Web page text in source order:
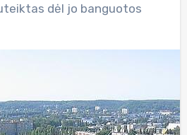
dėl jo banguotos